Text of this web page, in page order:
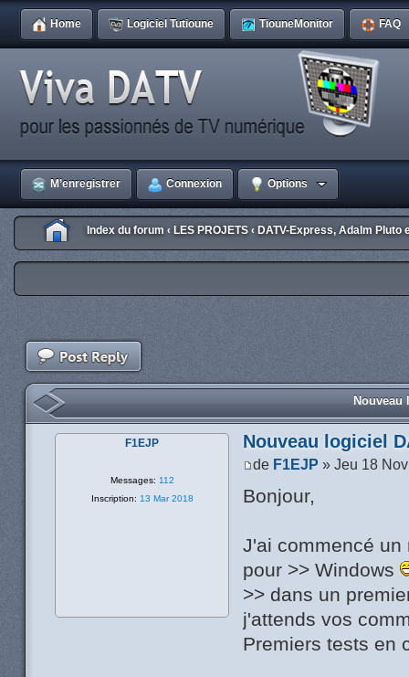
Home Logiciel Tutioune TiouneMonitor FAQ
M’enregistrer Connexion Options
Index du forum ‹ LES PROJETS ‹ DATV-Express, Adalm Pluto
Nouveau
Nouveau logiciel
de F1EJP » Jeu 18
Bonjour,
J'ai commencé un
pour >> Windows
>> dans un
j'attends vos
Premiers tests en
F1EJP
Messages: 112
Inscription: 13 Mar 2018